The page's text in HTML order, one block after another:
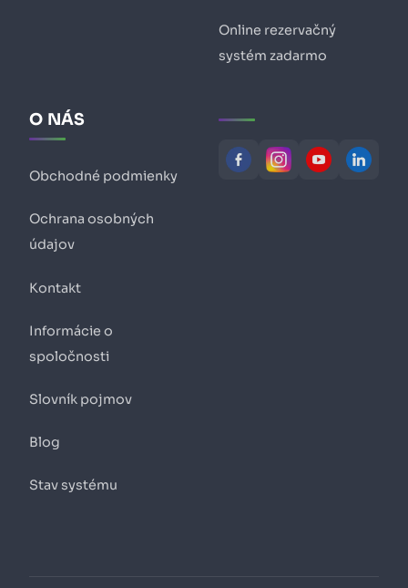
Online rezervačný
systém zadarmo
O NÁS
Obchodné podmienky
Ochrana osobných
údajov
Kontakt
Informácie o
spoločnosti
Slovník pojmov
Blog
Stav systému